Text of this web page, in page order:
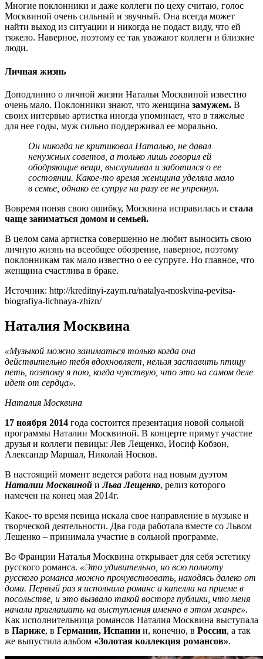
Многие поклонники и даже коллеги по цеху считаю, голос
Москвиной очень сильный и звучный. Она всегда может
найти выход из ситуации и никогда не подаст виду, что ей
тяжело. Наверное, поэтому ее так уважают коллеги и близкие
люди.
Личная жизнь
Доподлинно о личной жизни Натальи Москвиной известно
очень мало. Поклонники знают, что женщина замужем. В
своих интервью артистка иногда упоминает, что в тяжелые
для нее годы, муж сильно поддерживал ее морально.
Он никогда не критиковал Наталью, не давал
ненужных советов, а только лишь говорил ей
ободряющие вещи, выслушивал и заботился о ее
состоянии. Какое-то время женщина уделяла мало
в семье, однако ее супруг ни разу ее не упрекнул.
Вовремя поняв свою ошибку, Москвина исправилась и стала
чаще заниматься домом и семьей.
В целом сама артистка совершенно не любит выносить свою
личную жизнь на всеобщее обозрение, наверное, поэтому
поклонникам так мало известно о ее супруге. Но главное, что
женщина счастлива в браке.
Источник: http://kreditnyi-zaym.ru/natalya-moskvina-pevitsa-
biografiya-lichnaya-zhizn/
Наталия Москвина
«Музыкой можно заниматься только когда она
действительно тебя вдохновляет, нельзя заставить птицу
петь, поэтому я пою, когда чувствую, что это на самом деле
идет от сердца».
Наталия Москвина
17 ноября 2014 года состоится презентация новой сольной
программы Наталии Москвиной. В концерте примут участие
друзья и коллеги певицы: Лев Лещенко, Иосиф Кобзон,
Александр Маршал, Николай Носков.
В настоящий момент ведется работа над новым дуэтом
Наталии Москвиной иЛьва Лещенко, релиз которого
намечен на конец мая 2014г.
Какое- то время певица искала свое направление в музыке и
творческой деятельности. Два года работала вместе со Львом
Лещенко – принимала участие в сольной программе.
Во Франции Наталья Москвина открывает для себя эстетику
русского романса. «Это удивительно, но всю полноту
русского романса можно прочувствовать, находясь далеко от
дома. Первый раз я исполнила романс а капелла на приеме в
посольстве, и это вызвало такой восторг публики, что меня
начали приглашать на выступления именно в этом жанре».
Как исполнительница романсов Наталия Москвина выступала
в Париже, в Германии, Испании и, конечно, в России, а так
же выпустила альбом «Золотая коллекция романсов».